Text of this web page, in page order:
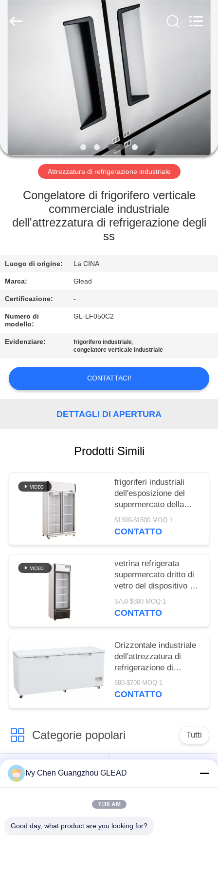
PRODOTTI
SPETTACOLO
VR
NOI
ALLA
FABBRICA
CONTROLLO
DELLA
QUALITÀ
NOTIZIE
CHIEDI UN
DEL
SITO
PRIVACY
POLICY
Equipment
Attrezzatura di refrigerazione industriale
Congelatore di frigorifero verticale
commerciale industriale
dell'attrezzatura di refrigerazione degli
ss
Luogo di origine: La CINA
Marca: Glead
Certificazione: -
Numero di
modello:
GL-LF050C2
Evidenziare: frigorifero industriale,
congelatore verticale industriale
CONTATTACI!
DETTAGLI DI APERTURA
Prodotti Simili
frigoriferi industriali
dell'esposizione del
supermercato della
bevanda
dell'attrezzatura di
$1300-$1500 MOQ:1
CONTATTO
vetrina refrigerata
supermercato dritto di
vetro del dispositivo di
raffreddamento
dell'esposizione della
$750-$800 MOQ:1
CONTATTO
Orizzontale industriale
dell'attrezzatura di
refrigerazione di
grande capacità per
conservazione
680-$700 MOQ:1
CONTATTO
Categorie popolari Tutti
Attrezzatura di
cottura commerciale
Cucina che cucina
cucina attrezzatura
Macchinario di
prodotti alimentari
Ivy Chen Guangzhou GLEAD
7:36 AM
Good day, what product are you looking for?